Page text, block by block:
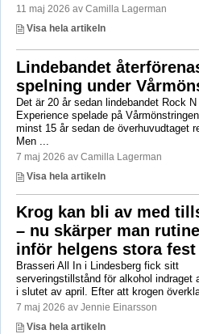
11 maj 2026 av Camilla Lagerman
Visa hela artikeln
Lindebandet
spelning under
Det är 20 år sedan lindebandet Rock N
Experience spelade på
minst 15 år sedan de överhuvudtaget
Men ...
7 maj 2026 av Camilla Lagerman
Visa hela artikeln
Krog kan bli av med
– nu skärper man
inför helgens stora fest
Brasseri All In i Lindesberg fick sitt
serveringstillstånd för alkohol indraget
i slutet av april. Efter att krogen
7 maj 2026 av Jennie Einarsson
Visa hela artikeln